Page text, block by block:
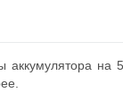
аккумулятора